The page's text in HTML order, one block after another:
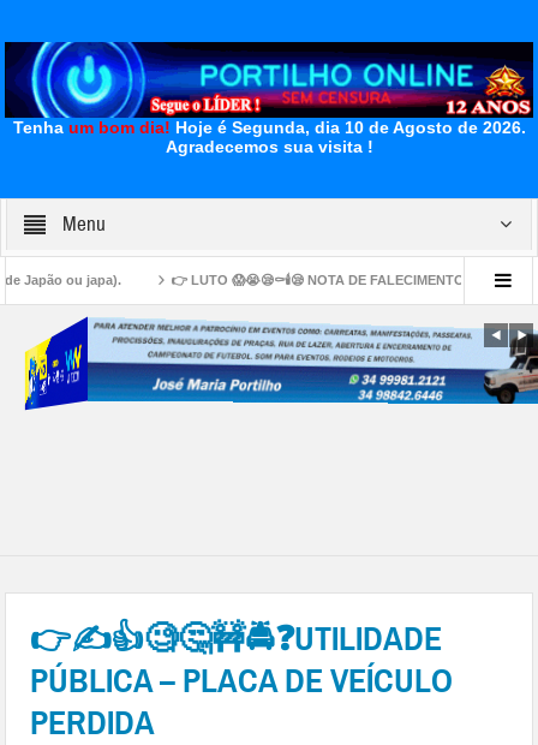
Tenha um bom dia! Hoje é Segunda, dia 10 de Agosto de 2026.
Agradecemos sua visita !
Menu
👉 LUTO 😱😭😪⚰🕯😪 NOTA DE FALECIMENTO. FUNERÁRIA FREDERICO
👉🏻🤔😱⛳🚨🚧🕳️Buraco ⛳ 🕳️ Cratera…Portilho faz uma matéria depois
👉✍👍🧐🤔🚧🚔❓UTILIDADE
PÚBLICA – PLACA DE VEÍCULO
PERDIDA